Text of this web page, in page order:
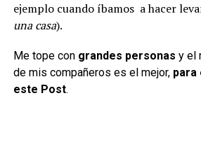
ejemplo cuando íbamos a hacer
una casa).
Me tope con grandes personas y el
de mis compañeros es el mejor, para
este Post.